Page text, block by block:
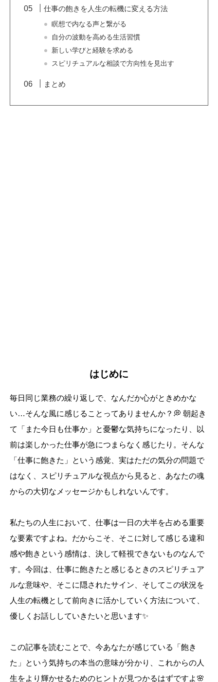
仕事の飽きを人生の転機に変える方法
瞑想で内なる声と繋がる
自分の波動を高める生活習慣
新しい学びと経験を求める
スピリチュアルな相談で方向性を見出す
まとめ
はじめに
毎日同じ業務の繰り返しで、なんだか心がときめかな
い…そんな風に感じることってありませんか？💭 朝起き
て「また今日も仕事か」と憂鬱な気持ちになったり、以
前は楽しかった仕事が急につまらなく感じたり。そんな
「仕事に飽きた」という感覚、実はただの気分の問題で
はなく、スピリチュアルな視点から見ると、あなたの魂
からの大切なメッセージかもしれないんです。
私たちの人生において、仕事は一日の大半を占める重要
な要素ですよね。だからこそ、そこに対して感じる違和
感や飽きという感情は、決して軽視できないものなんで
す。今回は、仕事に飽きたと感じるときのスピリチュア
ルな意味や、そこに隠されたサイン、そしてこの状況を
人生の転機として前向きに活かしていく方法について、
優しくお話ししていきたいと思います✨
この記事を読むことで、今あなたが感じている「飽き
た」という気持ちの本当の意味が分かり、これからの人
生をより輝かせるためのヒントが見つかるはずですよ🌸